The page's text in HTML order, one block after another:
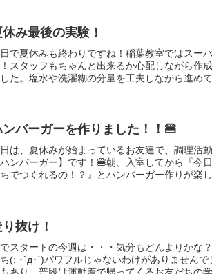
休み最後の実験！
で夏休みも終わりですね！稲葉教室ではスー
スタッフもちゃんと出来るか心配しながら作
した。塩水や洗濯糊の分量を工夫しながら進め
ンバーガーを作りました！！🍔
は、夏休みが始まっているお友達で、調理活
ハンバーガー】です！🍔朝、入室してから『
でつくれるの！？』とハンバーガー作りが楽
抜け！
スタートの今週は・・・気分もどんよりかな
(; ･`д･´)パワフルじゃないわけがありません
あり、普段は運動着で帰ってくるお友だちの